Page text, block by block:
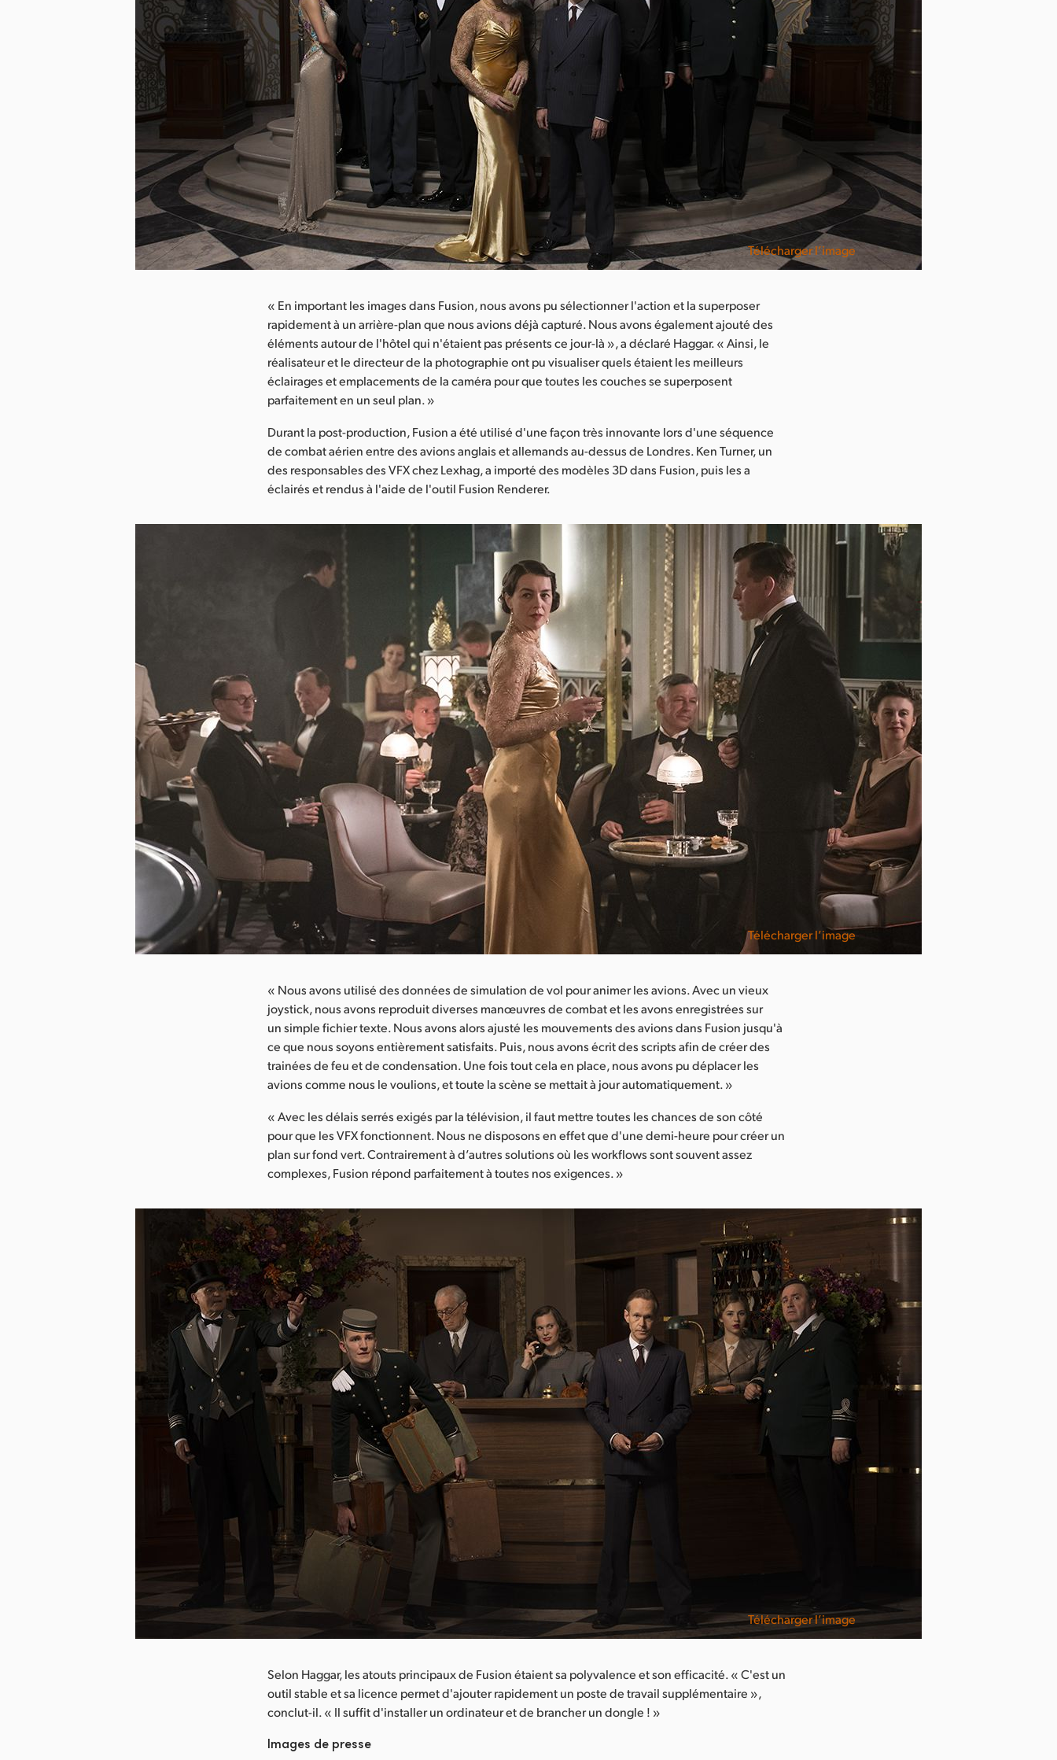
Télécharger l’image
« En important les images dans Fusion, nous avons pu sélectionner l'action et la superposer
rapidement à un arrière-plan que nous avions déjà capturé. Nous avons également ajouté des
éléments autour de l'hôtel qui n'étaient pas présents ce jour-là », a déclaré Haggar. « Ainsi, le
réalisateur et le directeur de la photographie ont pu visualiser quels étaient les meilleurs
éclairages et emplacements de la caméra pour que toutes les couches se superposent
parfaitement en un seul plan. »
Durant la post-production, Fusion a été utilisé d'une façon très innovante lors d'une séquence
de combat aérien entre des avions anglais et allemands au-dessus de Londres. Ken Turner, un
des responsables des VFX chez Lexhag, a importé des modèles 3D dans Fusion, puis les a
éclairés et rendus à l'aide de l'outil Fusion Renderer.
Télécharger l’image
« Nous avons utilisé des données de simulation de vol pour animer les avions. Avec un vieux
joystick, nous avons reproduit diverses manœuvres de combat et les avons enregistrées sur
un simple fichier texte. Nous avons alors ajusté les mouvements des avions dans Fusion jusqu'à
ce que nous soyons entièrement satisfaits. Puis, nous avons écrit des scripts afin de créer des
trainées de feu et de condensation. Une fois tout cela en place, nous avons pu déplacer les
avions comme nous le voulions, et toute la scène se mettait à jour automatiquement. »
« Avec les délais serrés exigés par la télévision, il faut mettre toutes les chances de son côté
pour que les VFX fonctionnent. Nous ne disposons en effet que d'une demi-heure pour créer un
plan sur fond vert. Contrairement à d’autres solutions où les workflows sont souvent assez
complexes, Fusion répond parfaitement à toutes nos exigences. »
Télécharger l’image
Selon Haggar, les atouts principaux de Fusion étaient sa polyvalence et son efficacité. « C'est un
outil stable et sa licence permet d'ajouter rapidement un poste de travail supplémentaire »,
conclut-il. « Il suffit d'installer un ordinateur et de brancher un dongle ! »
Images de presse